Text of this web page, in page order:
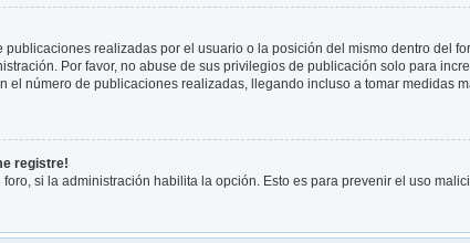
realizadas por el usuario o la posición del mismo dentro del
Por favor, no abuse de sus privilegios de publicación solo para
número de publicaciones realizadas, llegando incluso a tomar medidas
registre!
si la administración habilita la opción. Esto es para prevenir el uso